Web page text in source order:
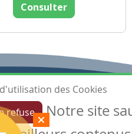
Consulter
des Cookies
refuse
Notre site